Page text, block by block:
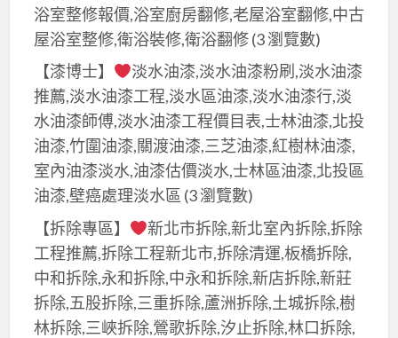
浴室整修報價,浴室廚房翻修,老屋浴室翻修,中古
屋浴室整修,衛浴裝修,衛浴翻修(3 瀏覽數)
【漆博士】
淡水油漆,淡水油漆粉刷,淡水油漆
推薦,淡水油漆工程,淡水區油漆,淡水油漆行,淡
水油漆師傅,淡水油漆工程價目表,士林油漆,北投
油漆,竹圍油漆,關渡油漆,三芝油漆,紅樹林油漆,
室內油漆淡水,油漆估價淡水,士林區油漆,北投區
油漆,壁癌處理淡水區 (3 瀏覽數)
【拆除專區】
新北市拆除,新北室內拆除,拆除
工程推薦,拆除工程新北市,拆除清運,板橋拆除,
中和拆除,永和拆除,中永和拆除,新店拆除,新莊
拆除,五股拆除,三重拆除,蘆洲拆除,土城拆除,樹
林拆除,三峽拆除,鶯歌拆除,汐止拆除,林口拆除,